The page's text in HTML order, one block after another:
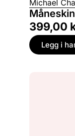
Michael
399,00
Legg i